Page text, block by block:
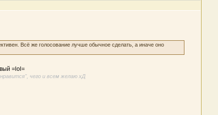
Всё же голосование лучше обычное сделать, а иначе оно
=lol=
чего и всем желаю хД